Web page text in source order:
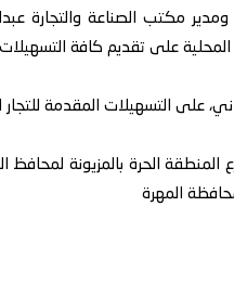
مكتب الصناعة والتجارة
على تقديم كافة التسهيلات
على التسهيلات المقدمة للتجار
الحرة بالمزيونة لمحافظ
المهرة